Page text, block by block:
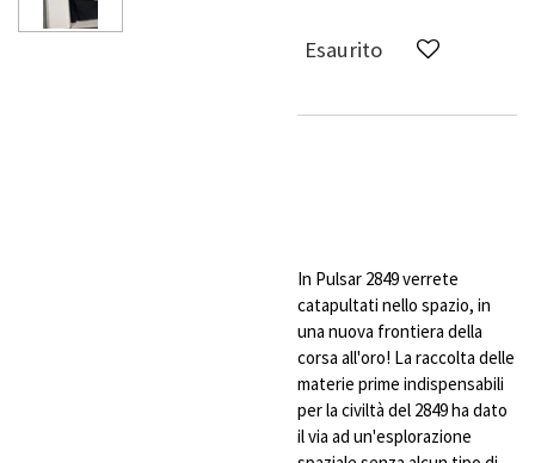
Esaurito
In Pulsar 2849 verrete
catapultati nello spazio, in
una nuova frontiera della
corsa all'oro! La raccolta delle
materie prime indispensabili
per la civiltà del 2849 ha dato
il via ad un'esplorazione